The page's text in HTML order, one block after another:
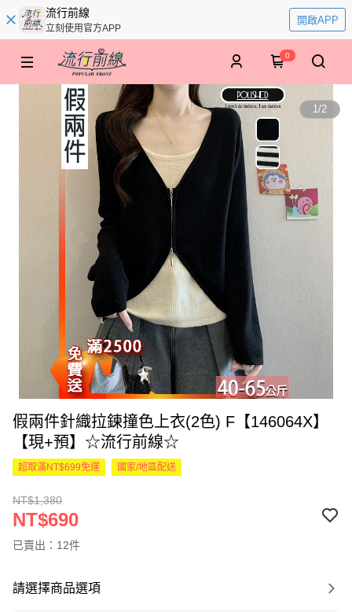
流行前線
立刻使用官方APP
開啟APP
0
1/2
假兩件針織拉鍊撞色上衣(2色) F【146064X】
【現+預】☆流行前線☆
超取滿NT$699免運 國家/地區配送
NT$1,380
NT$690
已賣出：12件
請選擇商品選項